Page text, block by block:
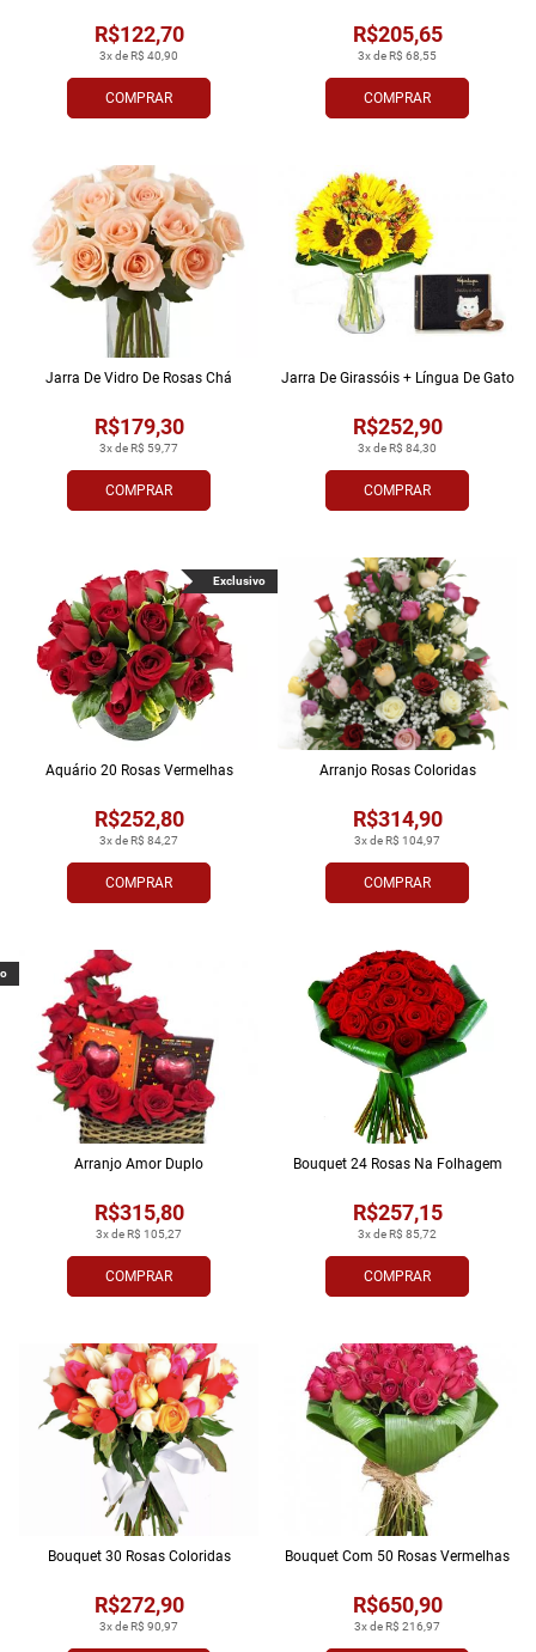
COMPRAR
3x de R$ 40,90
R$122,70
COMPRAR
3x de R$ 68,55
R$205,65
COMPRAR
3x de R$ 59,77
R$179,30
Jarra De Vidro De Rosas Chá
COMPRAR
3x de R$ 84,30
R$252,90
Jarra De Girassóis + Língua De Gato
COMPRAR
3x de R$ 84,27
R$252,80
Aquário 20 Rosas Vermelhas
Exclusivo
COMPRAR
3x de R$ 104,97
R$314,90
Arranjo Rosas Coloridas
COMPRAR
3x de R$ 105,27
R$315,80
Arranjo Amor Duplo
COMPRAR
3x de R$ 85,72
R$257,15
Bouquet 24 Rosas Na Folhagem
3x de R$ 90,97
R$272,90
Bouquet 30 Rosas Coloridas
3x de R$ 216,97
R$650,90
Bouquet Com 50 Rosas Vermelhas